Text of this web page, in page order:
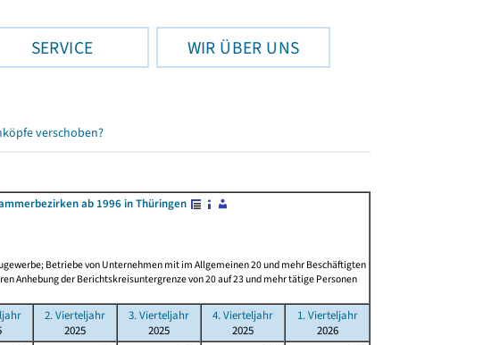
SERVICE WIR ÜBER UNS
verschoben?
ab 1996 in Thüringen
Betriebe von Unternehmen mit im Allgemeinen 20 und mehr Beschäftigten
Anhebung der Berichtskreisuntergrenze von 20 auf 23 und mehr tätige Personen
2. Vierteljahr
2025
3. Vierteljahr
2025
4. Vierteljahr
2025
1. Vierteljahr
2026